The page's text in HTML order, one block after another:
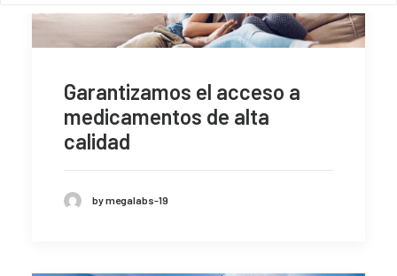
Garantizamos el acceso a
medicamentos de alta
calidad
by megalabs-19